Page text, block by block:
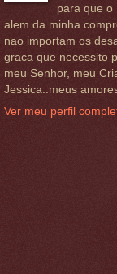
para que o
alem da minha
nao importam os
graca que necessito
meu Senhor, meu
Jessica..meus
Ver meu perfil